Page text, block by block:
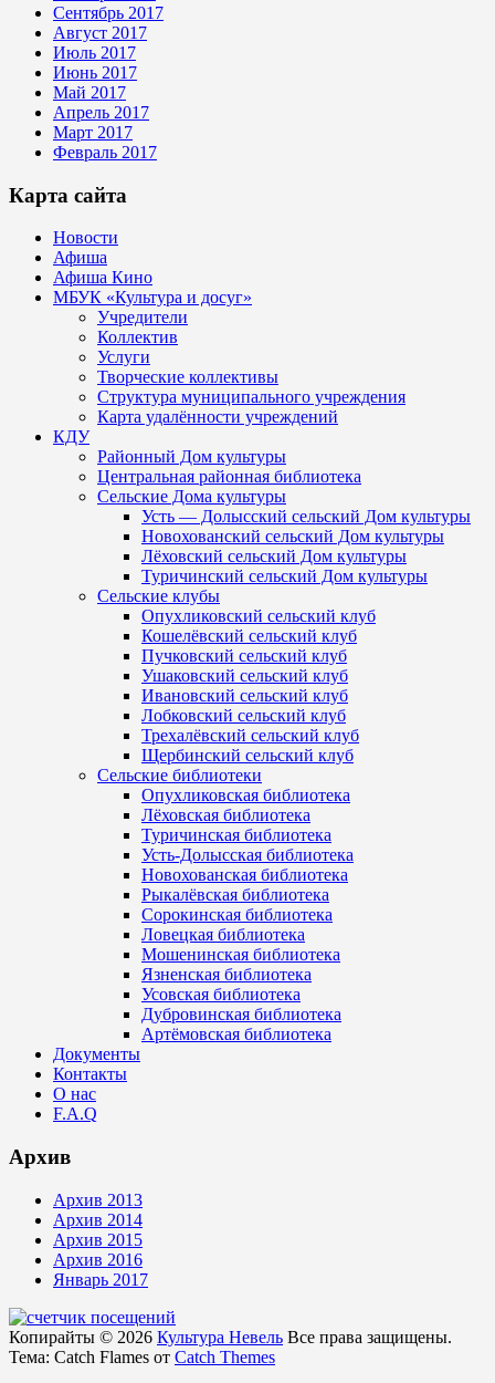
Сентябрь 2017
Август 2017
Июль 2017
Июнь 2017
Май 2017
Апрель 2017
Март 2017
Февраль 2017
Карта сайта
Новости
Афиша
Афиша Кино
МБУК «Культура и досуг»
Учредители
Коллектив
Услуги
Творческие коллективы
Структура муниципального учреждения
Карта удалённости учреждений
КДУ
Районный Дом культуры
Центральная районная библиотека
Сельские Дома культуры
Усть — Долысский сельский Дом культуры
Новохованский сельский Дом культуры
Лёховский сельский Дом культуры
Туричинский сельский Дом культуры
Сельские клубы
Опухликовский сельский клуб
Кошелёвский сельский клуб
Пучковский сельский клуб
Ушаковский сельский клуб
Ивановский сельский клуб
Лобковский сельский клуб
Трехалёвский сельский клуб
Щербинский сельский клуб
Сельские библиотеки
Опухликовская библиотека
Лёховская библиотека
Туричинская библиотека
Усть-Долысская библиотека
Новохованская библиотека
Рыкалёвская библиотека
Сорокинская библиотека
Ловецкая библиотека
Мошенинская библиотека
Язненская библиотека
Усовская библиотека
Дубровинская библиотека
Артёмовская библиотека
Документы
Контакты
О нас
F.A.Q
Архив
Архив 2013
Архив 2014
Архив 2015
Архив 2016
Январь 2017
Копирайты © 2026 Культура Невель Все права защищены.
Тема: Catch Flames от Catch Themes